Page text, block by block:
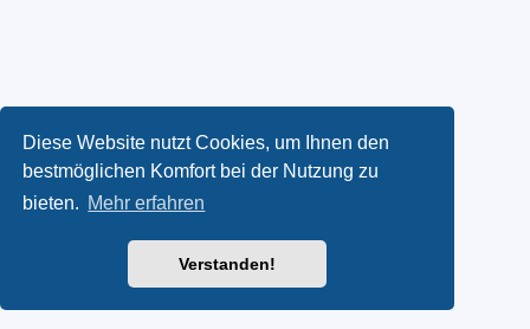
Diese Website nutzt Cookies, um Ihnen den
bestmöglichen Komfort bei der Nutzung zu
bieten. Mehr erfahren
Verstanden!